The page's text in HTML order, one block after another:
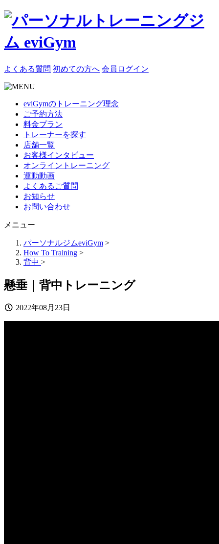
よくある質問 初めての方へ 会員ログイン
eviGymのトレーニング理念
ご予約方法
料金プラン
トレーナーを探す
店舗一覧
お客様インタビュー
オンライントレーニング
運動動画
よくあるご質問
お知らせ
お問い合わせ
メニュー
パーソナルジムeviGym >
How To Training >
背中 >
懸垂｜背中トレーニング
2022年08月23日